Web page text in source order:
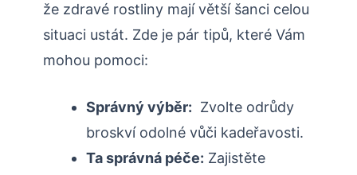
že zdravé ‌rostliny mají větší šanci celou
situaci ustát. Zde je pár tipů,​ které Vám
mohou pomoci:
Správný výběr: ⁣ Zvolte odrůdy
broskví ​odolné vůči kadeřavosti.
Ta správná péče: Zajistěte